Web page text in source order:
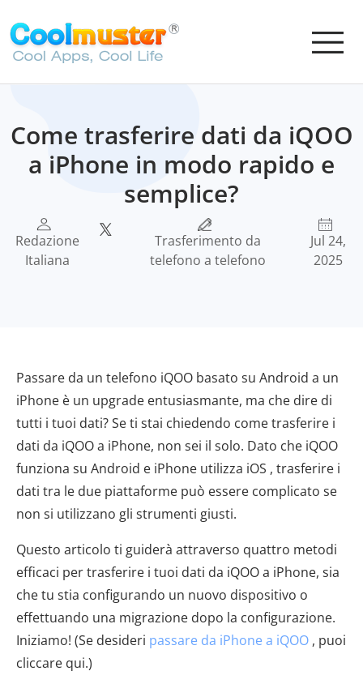
Come trasferire dati da iQOO
a iPhone in modo rapido e
semplice?
Redazione
Italiana
Trasferimento da
telefono a telefono
Jul 24,
2025
Passare da un telefono iQOO basato su Android a un
iPhone è un upgrade entusiasmante, ma che dire di
tutti i tuoi dati? Se ti stai chiedendo come trasferire i
dati da iQOO a iPhone, non sei il solo. Dato che iQOO
funziona su Android e iPhone utilizza iOS , trasferire i
dati tra le due piattaforme può essere complicato se
non si utilizzano gli strumenti giusti.
Questo articolo ti guiderà attraverso quattro metodi
efficaci per trasferire i tuoi dati da iQOO a iPhone, sia
che tu stia configurando un nuovo dispositivo o
effettuando una migrazione dopo la configurazione.
Iniziamo! (Se desideri passare da iPhone a iQOO , puoi
cliccare qui.)